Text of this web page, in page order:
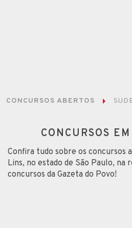
CONCURSOS ABERTOS
CONCURSOS
Confira tudo sobre os concursos
Lins, no estado de São Paulo, na
concursos da Gazeta do Povo!